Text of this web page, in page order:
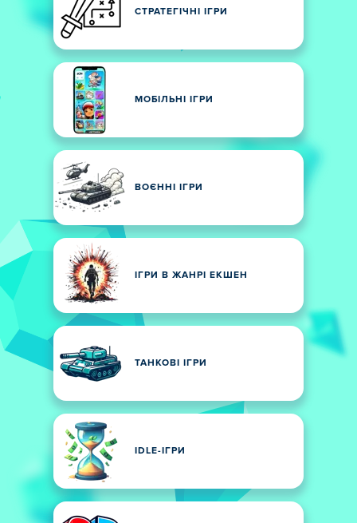
СТРАТЕГІЧНІ ІГРИ
МОБІЛЬНІ ІГРИ
ВОЄННІ ІГРИ
ІГРИ В ЖАНРІ ЕКШЕН
ТАНКОВІ ІГРИ
IDLE-ІГРИ